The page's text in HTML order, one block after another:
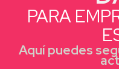
PARA
Aquí puedes